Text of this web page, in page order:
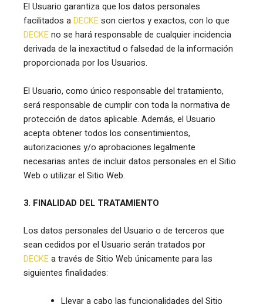
El Usuario garantiza que los datos personales
facilitados aDECKEson ciertos y exactos, con lo que
DECKEno se hará responsable de cualquier incidencia
derivada de la inexactitud o falsedad de la información
proporcionada por los Usuarios.
El Usuario, como único responsable del tratamiento,
será responsable de cumplir con toda la normativa de
protección de datos aplicable. Además, el Usuario
acepta obtener todos los consentimientos,
autorizaciones y/o aprobaciones legalmente
necesarias antes de incluir datos personales en el Sitio
Web o utilizar el Sitio Web.
3. FINALIDAD DEL TRATAMIENTO
Los datos personales del Usuario o de terceros que
sean cedidos por el Usuario serán tratados por
DECKEa través de Sitio Web únicamente para las
siguientes finalidades:
Llevar a cabo las funcionalidades del Sitio